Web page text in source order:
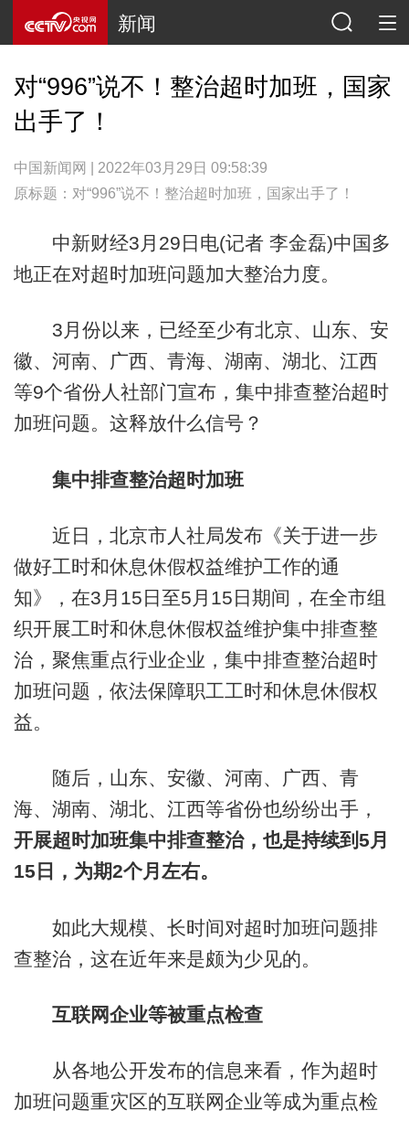
新闻
对“996”说不！整治超时加班，国家
出手了！
中国新闻网 | 2022年03月29日 09:58:39
原标题：对“996”说不！整治超时加班，国家出手了！
中新财经3月29日电(记者 李金磊)中国多
地正在对超时加班问题加大整治力度。
3月份以来，已经至少有北京、山东、安
徽、河南、广西、青海、湖南、湖北、江西
等9个省份人社部门宣布，集中排查整治超时
加班问题。这释放什么信号？
集中排查整治超时加班
近日，北京市人社局发布《关于进一步
做好工时和休息休假权益维护工作的通
知》，在3月15日至5月15日期间，在全市组
织开展工时和休息休假权益维护集中排查整
治，聚焦重点行业企业，集中排查整治超时
加班问题，依法保障职工工时和休息休假权
益。
随后，山东、安徽、河南、广西、青
海、湖南、湖北、江西等省份也纷纷出手，
开展超时加班集中排查整治，也是持续到5月
15日，为期2个月左右。
如此大规模、长时间对超时加班问题排
查整治，这在近年来是颇为少见的。
互联网企业等被重点检查
从各地公开发布的信息来看，作为超时
加班问题重灾区的互联网企业等成为重点检